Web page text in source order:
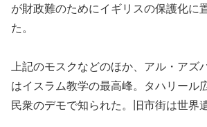
が財政難のためにイギリスの保護化に
た。
上記のモスクなどのほか、アル・アズ
はイスラム教学の最高峰。タハリール
民衆のデモで知られた。旧市街は世界